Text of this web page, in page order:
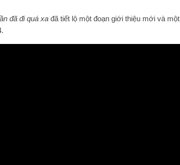
đã đi quá xa đã tiết lộ một đoạn giới thiệu mới và một